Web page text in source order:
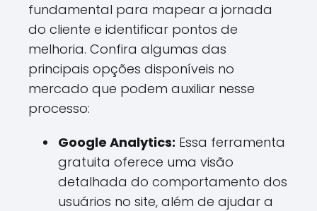
fundamental para mapear a jornada
do cliente e identificar pontos de
melhoria. Confira algumas das
principais opções disponíveis no
mercado que podem auxiliar nesse
processo:
Google Analytics: Essa ferramenta
gratuita oferece uma visão
detalhada do comportamento dos
usuários no site, além de ajudar a